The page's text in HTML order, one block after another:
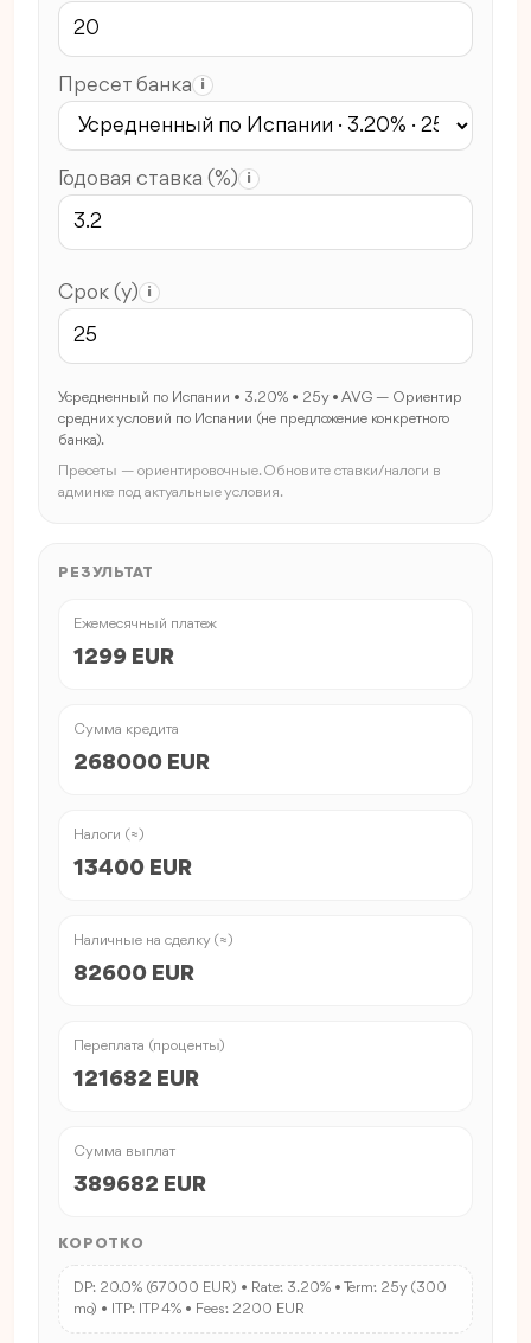
Пресет банка i
Годовая ставка (%) i
Срок (y) i
Усредненный по Испании • 3.20% • 25y • AVG — Ориентир
средних условий по Испании (не предложение конкретного
банка).
Пресеты — ориентировочные. Обновите ставки/налоги в
админке под актуальные условия.
РЕЗУЛЬТАТ
Ежемесячный платеж
1299 EUR
Сумма кредита
268000 EUR
Налоги (≈)
13400 EUR
Наличные на сделку (≈)
82600 EUR
Переплата (проценты)
121682 EUR
Сумма выплат
389682 EUR
КОРОТКО
DP: 20.0% (67000 EUR) • Rate: 3.20% • Term: 25y (300
mo) • ITP: ITP 4% • Fees: 2200 EUR